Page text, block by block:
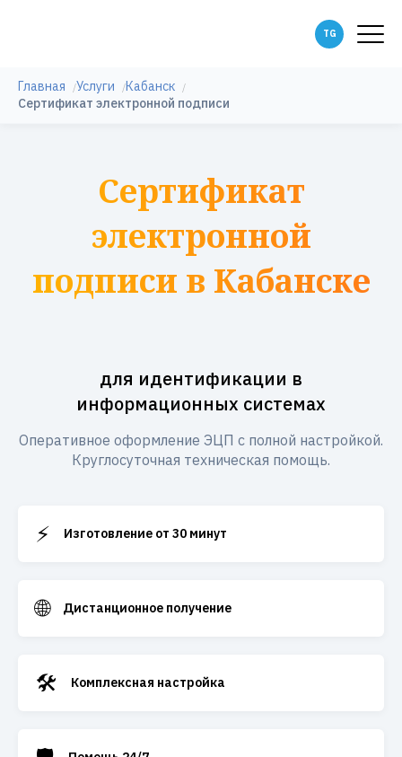
Главная Услуги
Кабанск
Сертификат электронной подписи
Сертификат
электронной
подписи в Кабанске
для идентификации в
информационных системах
Оперативное оформление ЭЦП с полной настройкой.
Круглосуточная техническая помощь.
⚡ Изготовление от 30 минут
🌐 Дистанционное получение
🛠️ Комплексная настройка